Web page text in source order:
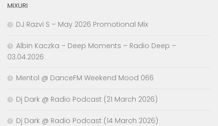
MIXURI
DJ Razvi S – May 2026 Promotional Mix
Albin Kaczka – Deep Moments – Radio Deep –
03.04.2026
Mentol @ DanceFM Weekend Mood 066
Dj Dark @ Radio Podcast (21 March 2026)
Dj Dark @ Radio Podcast (14 March 2026)